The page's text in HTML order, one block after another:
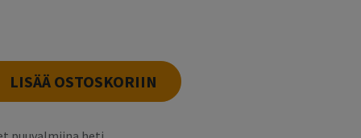
LISÄÄ OSTOSKORIIN